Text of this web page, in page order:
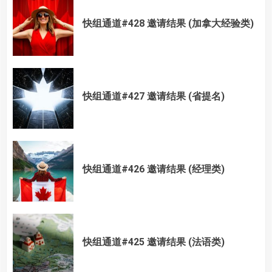
快组通道#428 邀请结果 (加拿大经验类)
快组通道#427 邀请结果 (省提名)
快组通道#426 邀请结果 (经理类)
快组通道#425 邀请结果 (法语类)